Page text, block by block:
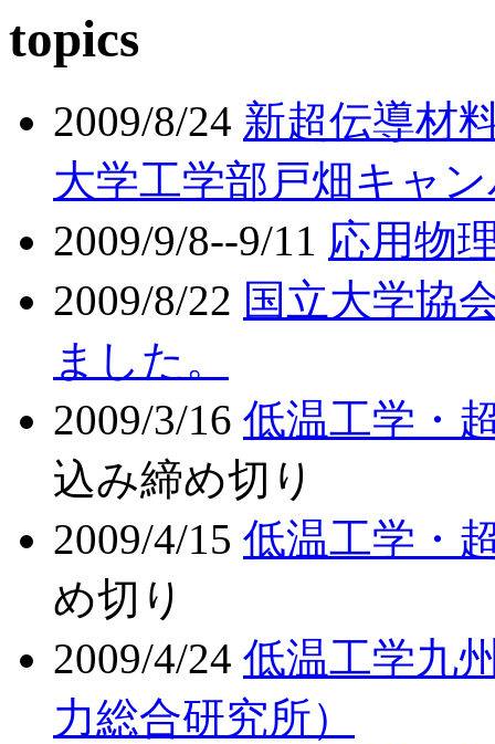
topics
2009/8/24 新超伝導材
大学工学部戸畑キャ
2009/9/8--9/11 応用物
2009/8/22 国立大学協
ました。
2009/3/16 低温工学・
込み締め切り
2009/4/15 低温工学・
め切り
2009/4/24 低温工学九
力総合研究所）